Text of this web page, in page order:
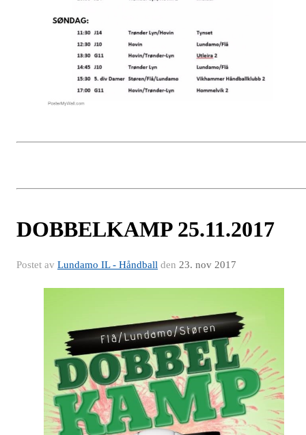
DOBBELKAMP 25.11.2017
Postet av Lundamo IL - Håndball den 23. nov 2017